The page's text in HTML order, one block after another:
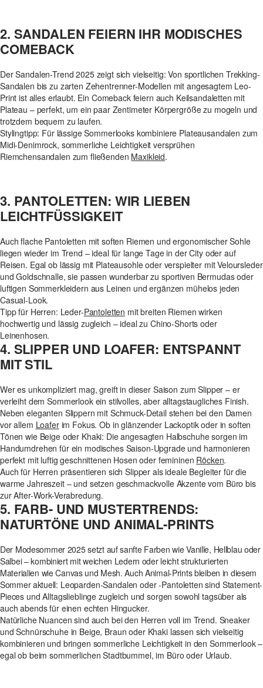
2. SANDALEN FEIERN IHR MODISCHES
COMEBACK
Der Sandalen-Trend 2025 zeigt sich vielseitig: Von sportlichen Trekking-
Sandalen bis zu zarten Zehentrenner-Modellen mit angesagtem Leo-
Print ist alles erlaubt. Ein Comeback feiern auch Keilsandaletten mit
Plateau – perfekt, um ein paar Zentimeter Körpergröße zu mogeln und
trotzdem bequem zu laufen.
Stylingtipp: Für lässige Sommerlooks kombiniere Plateausandalen zum
Midi-Denimrock, sommerliche Leichtigkeit versprühen
Riemchensandalen zum fließenden Maxikleid.
3. PANTOLETTEN: WIR LIEBEN
LEICHTFÜSSIGKEIT
Auch flache Pantoletten mit soften Riemen und ergonomischer Sohle
liegen wieder im Trend – ideal für lange Tage in der City oder auf
Reisen. Egal ob lässig mit Plateausohle oder verspielter mit Veloursleder
und Goldschnalle, sie passen wunderbar zu sportiven Bermudas oder
luftigen Sommerkleidern aus Leinen und ergänzen mühelos jeden
Casual-Look.
Tipp für Herren: Leder-Pantoletten mit breiten Riemen wirken
hochwertig und lässig zugleich – ideal zu Chino-Shorts oder
Leinenhosen.
4. SLIPPER UND LOAFER: ENTSPANNT
MIT STIL
Wer es unkompliziert mag, greift in dieser Saison zum Slipper – er
verleiht dem Sommerlook ein stilvolles, aber alltagstaugliches Finish.
Neben eleganten Slippern mit Schmuck-Detail stehen bei den Damen
vor allem Loaferim Fokus. Ob in glänzender Lackoptik oder in soften
Tönen wie Beige oder Khaki: Die angesagten Halbschuhe sorgen im
Handumdrehen für ein modisches Saison-Upgrade und harmonieren
perfekt mit luftig geschnittenen Hosen oder femininen Röcken.
Auch für Herren präsentieren sich Slipper als ideale Begleiter für die
warme Jahreszeit – und setzen geschmackvolle Akzente vom Büro bis
zur After-Work-Verabredung.
5. FARB- UND MUSTERTRENDS:
NATURTÖNE UND ANIMAL-PRINTS
Der Modesommer 2025 setzt auf sanfte Farben wie Vanille, Hellblau oder
Salbei – kombiniert mit weichen Ledern oder leicht strukturierten
Materialien wie Canvas und Mesh. Auch Animal-Prints bleiben in diesem
Sommer aktuell: Leoparden-Sandalen oder -Pantoletten sind Statement-
Pieces und Alltagslieblinge zugleich und sorgen sowohl tagsüber als
auch abends für einen echten Hingucker.
Natürliche Nuancen sind auch bei den Herren voll im Trend. Sneaker
und Schnürschuhe in Beige, Braun oder Khaki lassen sich vielseitig
kombinieren und bringen sommerliche Leichtigkeit in den Sommerlook –
egal ob beim sommerlichen Stadtbummel, im Büro oder Urlaub.